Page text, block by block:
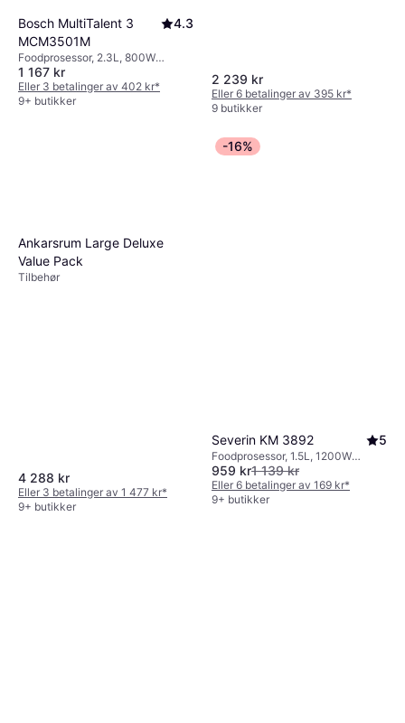
Bosch MultiTalent 3
MCM3501M
4.3
Foodprosessor, 2.3L, 800W
Turbo/Pulsfunksjon,
Ledningsoppbevaring, Deler som
tåler oppvaskmaskin, Lokk med
1 167 kr
Eller 3 betalinger av 402 kr*
9+ butikker
2 239 kr
Eller 6 betalinger av 395 kr*
9 butikker
Ankarsrum Large Deluxe
Value Pack
Tilbehør
4 288 kr
Eller 3 betalinger av 1 477 kr*
9+ butikker
-16%
Severin KM 3892 5
Foodprosessor, 1.5L, 1200W
Turbo/Pulsfunksjon, Deler som
tåler oppvaskmaskin, Lokk med
mater
959 kr1 139 kr
Eller 6 betalinger av 169 kr*
9+ butikker